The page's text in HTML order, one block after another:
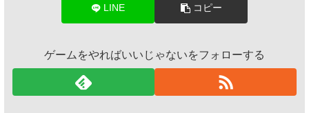
LINE コピー
ゲームをやればいいじゃないをフォローする